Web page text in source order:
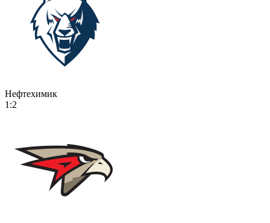
Нефтехимик
1:2